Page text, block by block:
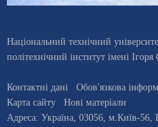
Національний технічний
політехнічний інститут імені Ігоря
Контактні дані Обов'язкова
Карта сайту
Нові матеріали
Адреса: Україна, 03056, м.Київ-56,